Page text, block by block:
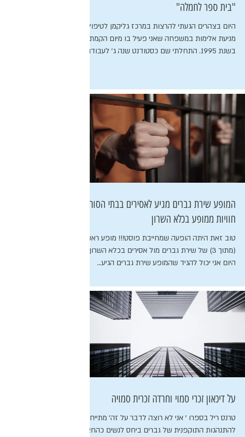
"בית ספר לחמלה"
היום בצהרים הגעתי להרצות במרכז גליקמן לטיפול
מניעת אלימות במשפחה שאני פעיל בו מיום הקמתו
בשנת 1995. התחלתי שם כסטודנט שנה ג' לעבודה...
המופע שירת גברים מגיע לאסירים בבתי הסוהר -
חוויות ממופע בכלא השרון
טוב זאת היתה הופעה שמחייבת פוסט!!! מופע ראשון
(מתוך 3) של שירת גברים מול אסירים בכלא השרון.
היום אני יכול להגיד שהמופע שירת גברים הגיע...
על דיכאון זכרי סמוי וחרדה זכרית סמויה
טרנס ריל בספרו ' אני לא רוצה לדבר על זה' מתייחס
להתנהגות התוקפנית של גברים ביחס לנשים כהחצנה